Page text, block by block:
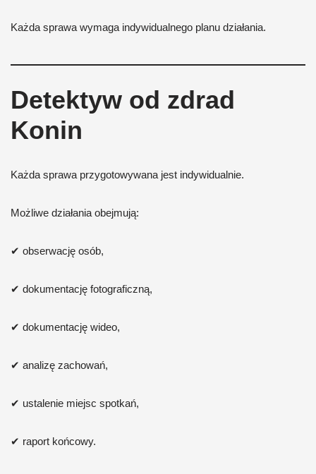
Każda sprawa wymaga indywidualnego planu działania.
Detektyw od zdrad
Konin
Każda sprawa przygotowywana jest indywidualnie.
Możliwe działania obejmują:
✔ obserwację osób,
✔ dokumentację fotograficzną,
✔ dokumentację wideo,
✔ analizę zachowań,
✔ ustalenie miejsc spotkań,
✔ raport końcowy.